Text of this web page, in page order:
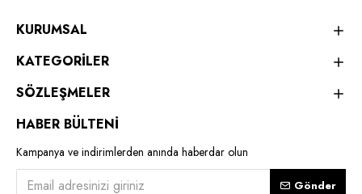
KURUMSAL
KATEGORİLER
SÖZLEŞMELER
HABER BÜLTENİ
Kampanya ve indirimlerden anında haberdar olun
Gönder